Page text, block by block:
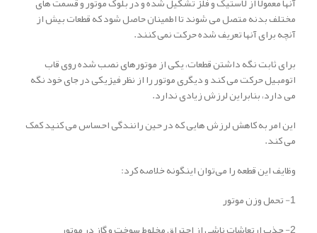
مختلف بدنه متصل می شوند تا اطمینان حاصل شود که قطعات بیش از
آنچه برای آنها تعریف شده حرکت نمی کنند.
برای ثابت نگه داشتن قطعات، یکی از موتورهای نصب شده روی قاب
اتومبیل حرکت می کند و دیگری موتور را از نظر فیزیکی در جای خود نگه
می دارد، بنابراین لرزش زیادی ندارد.
این امر به کاهش لرزش هایی که در حین رانندگی احساس می کنید کمک
می کند.
وظایف این قطعه را می‌توان اینگونه خلاصه کرد:
1- تحمل وزن موتور